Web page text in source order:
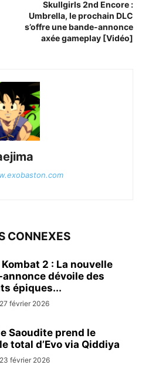
Skullgirls 2nd Encore :
Umbrella, le prochain DLC
s’offre une bande-annonce
axée gameplay [Vidéo]
CONNEXES
2 : La nouvelle
dévoile des
épiques...
27 février 2026
Saoudite prend le
total d’Evo via Qiddiya
23 février 2026